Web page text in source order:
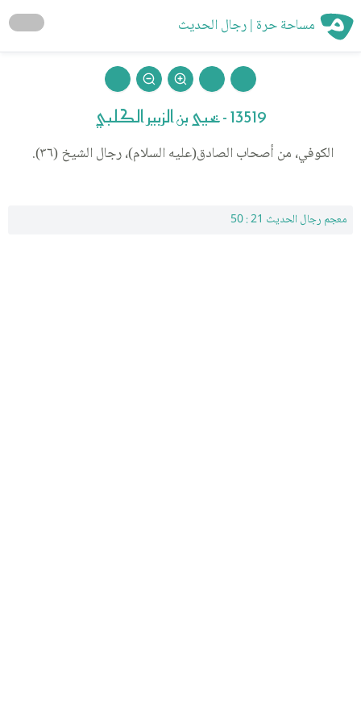
مساحة حرة | رجال الحديث
13519 - يحيى بن الزبير الكلبي
الكوفي، من أصحاب الصادق(عليه السلام)، رجال الشيخ (٣٦).
معجم رجال الحديث 21 : 50